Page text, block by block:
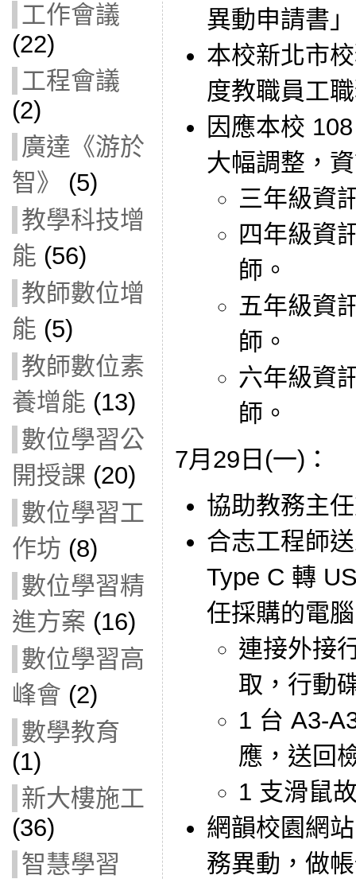
工作會議
(22)
工程會議
(2)
廣達《游於
智》
(5)
教學科技增
能 (56)
教師數位增
能 (5)
教師數位素
養增能 (13)
數位學習公
開授課 (20)
數位學習工
作坊 (8)
數位學習精
進方案 (16)
數位學習高
峰會 (2)
數學教育
(1)
新大樓施工
(36)
智慧學習
異動申請書
本校新北市
度教職員工
因應本校
大幅調整，
三年級資
四年級資
師。
五年級資
師。
六年級資
師。
7月29日(一)：
協助教務主
合志工程師
Type C 轉
任採購的電
連接外接
取，行動
1 台 A3-
應，送回
1 支滑鼠
網韻校園網
務異動，做